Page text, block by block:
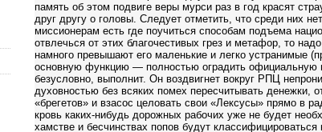
память об этом подвиге веры мурси раз в год красят
друг другу о головы. Следует отметить, что среди них
миссионерам есть где поучиться способам подъема
отвлечься от этих благочестивых грез и метафор, то
намного превышают его маленькие и легко устранимые
основную функцию — полностью оградить официальную
безусловно, выполнит. Он воздвигнет вокруг РПЦ
духовностью без всяких помех пересчитывать денежки,
«брегетов» и взасос целовать свои «Лексусы» прямо в
кровь каких-нибудь дорожных рабочих уже не будет
хамстве и бесчинствах попов будут классифицироваться